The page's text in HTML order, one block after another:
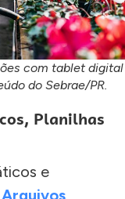
com tablet digital
do Sebrae/PR.
Planilhas
e
Arquivos